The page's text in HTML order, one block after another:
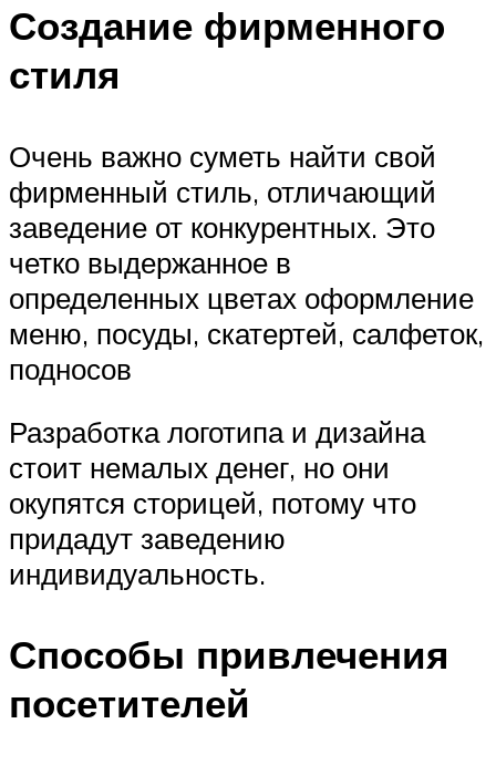
Создание фирменного
стиля
Очень важно суметь найти свой
фирменный стиль, отличающий
заведение от конкурентных. Это
четко выдержанное в
определенных цветах оформление
меню, посуды, скатертей, салфеток,
подносов
Разработка логотипа и дизайна
стоит немалых денег, но они
окупятся сторицей, потому что
придадут заведению
индивидуальность.
Способы привлечения
посетителей